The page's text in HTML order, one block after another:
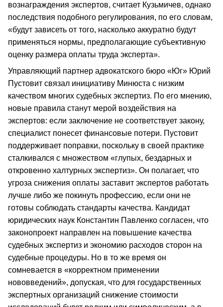
вознаграждения экспертов, считает Кузьмичев, однако
последствия подобного регулирования, по его словам,
«будут зависеть от того, насколько аккуратно будут
применяться нормы, предполагающие субъективную
оценку размера оплаты труда эксперта».
Управляющий партнер адвокатского бюро «Юг» Юрий
Пустовит связал инициативу Минюста с низким
качеством многих судебных экспертиз. По его мнению,
новые правила станут мерой воздействия на
экспертов: если заключение не соответствует закону,
специалист понесет финансовые потери. Пустовит
поддерживает поправки, поскольку в своей практике
сталкивался с множеством «глупых, бездарных и
откровенно халтурных экспертиз». Он полагает, что
угроза снижения оплаты заставит экспертов работать
лучше либо же покинуть профессию, если они не
готовы соблюдать стандарты качества. Кандидат
юридических наук Константин Павленко согласен, что
законопроект направлен на повышение качества
судебных экспертиз и экономию расходов сторон на
судебные процедуры. Но в то же время он
сомневается в «корректном применении
нововведений», допуская, что для государственных
экспертных организаций снижение стоимости